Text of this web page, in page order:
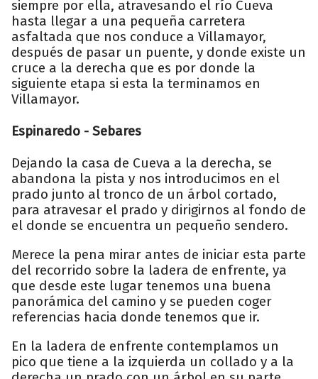
siempre por ella, atravesando el río Cueva
hasta llegar a una pequeña carretera
asfaltada que nos conduce a Villamayor,
después de pasar un puente, y donde existe un
cruce a la derecha que es por donde la
siguiente etapa si esta la terminamos en
Villamayor.
Espinaredo - Sebares
Dejando la casa de Cueva a la derecha, se
abandona la pista y nos introducimos en el
prado junto al tronco de un árbol cortado,
para atravesar el prado y dirigirnos al fondo de
el donde se encuentra un pequeño sendero.
Merece la pena mirar antes de iniciar esta parte
del recorrido sobre la ladera de enfrente, ya
que desde este lugar tenemos una buena
panorámica del camino y se pueden coger
referencias hacia donde tenemos que ir.
En la ladera de enfrente contemplamos un
pico que tiene a la izquierda un collado y a la